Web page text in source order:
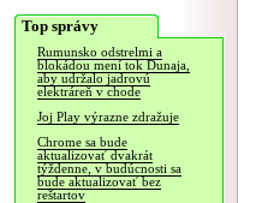
Top správy
Rumunsko odstrelmi a
blokádou mení tok Dunaja,
aby udržalo jadrovú
elektráreň v chode
Joj Play výrazne zdražuje
Chrome sa bude
aktualizovať dvakrát
týždenne, v budúcnosti sa
bude aktualizovať bez
reštartov